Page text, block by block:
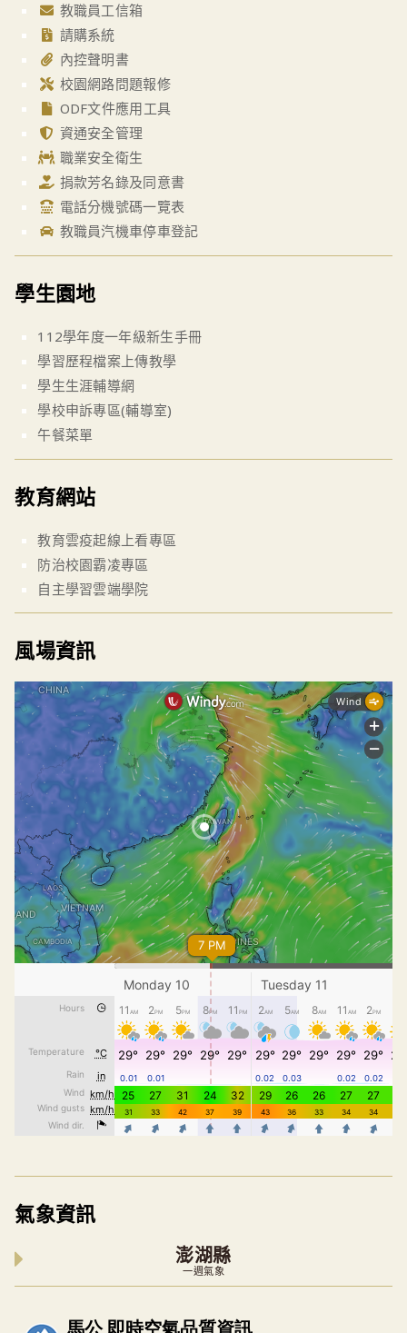
教職員工信箱
請購系統
內控聲明書
校園網路問題報修
ODF文件應用工具
資通安全管理
職業安全衛生
捐款芳名錄及同意書
電話分機號碼一覽表
教職員汽機車停車登記
學生園地
112學年度一年級新生手冊
學習歷程檔案上傳教學
學生生涯輔導網
學校申訴專區(輔導室)
午餐菜單
教育網站
教育雲疫起線上看專區
防治校園霸凌專區
自主學習雲端學院
風場資訊
氣象資訊
澎湖縣
一週氣象
內嵌空氣品質小工具為視覺預覽，完整即時空